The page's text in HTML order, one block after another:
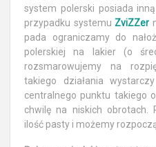
system polerski posiada
przypadku systemu ZviZZer
pada ograniczamy do
polerskiej na lakier (o
rozsmarowujemy na
takiego działania
centralnego punktu takiego
chwilę na niskich obrotach.
ilość pasty i możemy